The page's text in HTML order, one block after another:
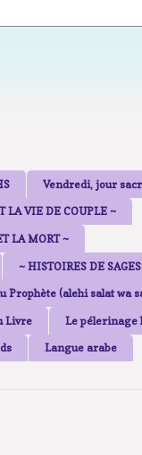
Vendredi, jour
LA VIE DE COUPLE ~
LA MORT ~
~ HISTOIRES DE
Prophète (alehi salat wa
Livre Le
Langue arabe